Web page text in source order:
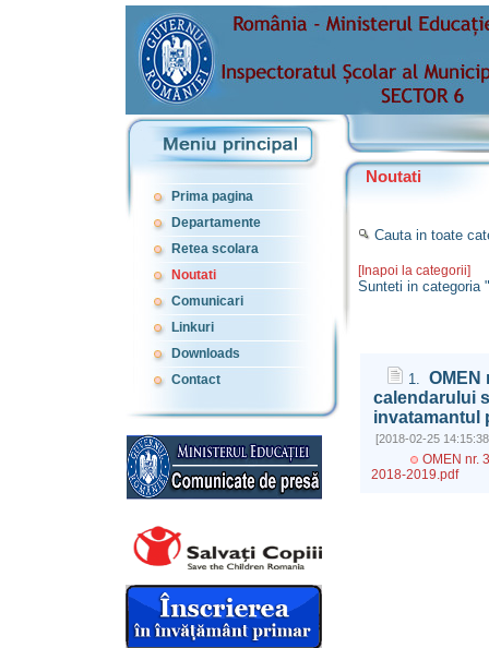
Prima pagina
Departamente
Retea scolara
Noutati
Comunicari
Linkuri
Downloads
Contact
Noutati
Cauta in toate
[Inapoi la categorii]
Sunteti in categoria
1. OMEN
calendarului
invatamantul
[2018-02-25
OMEN nr.
2018-2019.pdf